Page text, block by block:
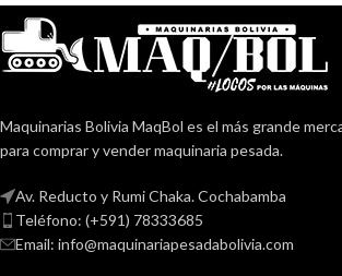
Maquinarias Bolivia MaqBol es el más grande
para comprar y vender maquinaria pesada.
Av. Reducto y Rumi Chaka. Cochabamba
Teléfono: (+591) 78333685
Email: info@maquinariapesadabolivia.com